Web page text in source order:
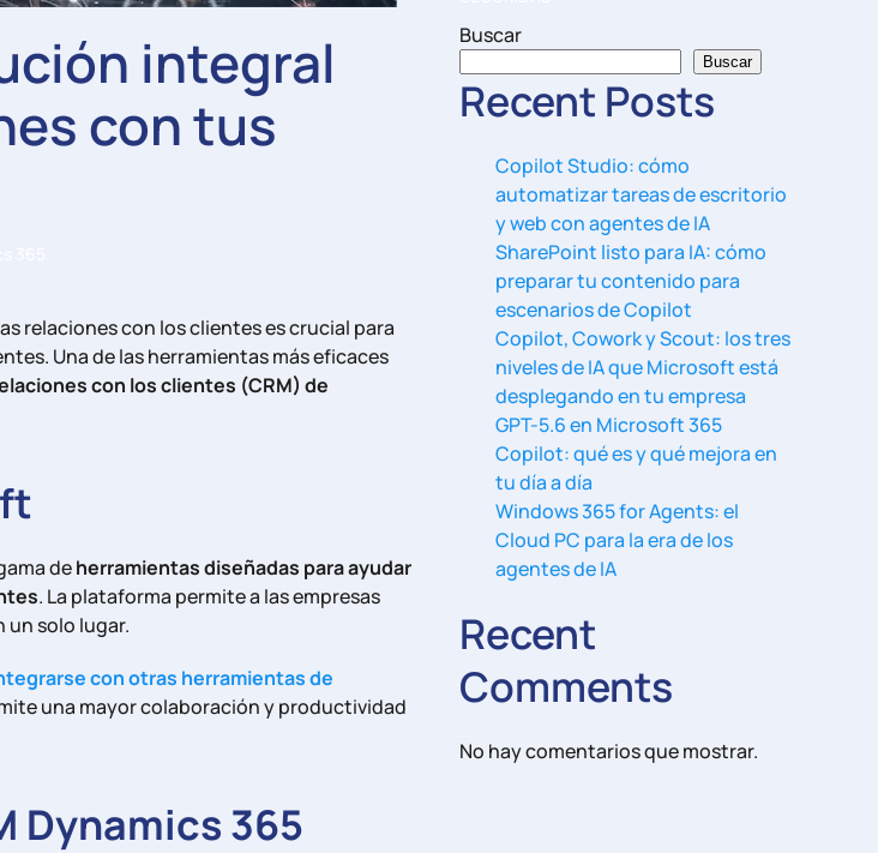
integral
con tus
relaciones con los clientes es crucial para
Una de las herramientas más eficaces
con los clientes (CRM) de
deherramientas diseñadas para ayudar
. La plataforma permite a las empresas
un solo lugar.
con otras herramientas de
una mayor colaboración y productividad
Dynamics 365
Buscar
Buscar
Recent Posts
Copilot Studio: cómo
automatizar tareas de escritorio
y web con agentes de IA
SharePoint listo para IA: cómo
preparar tu contenido para
escenarios de Copilot
Copilot, Cowork y Scout: los tres
niveles de IA que Microsoft está
desplegando en tu empresa
GPT-5.6 en Microsoft 365
Copilot: qué es y qué mejora en
tu día a día
Windows 365 for Agents: el
Cloud PC para la era de los
agentes de IA
Recent
Comments
No hay comentarios que mostrar.